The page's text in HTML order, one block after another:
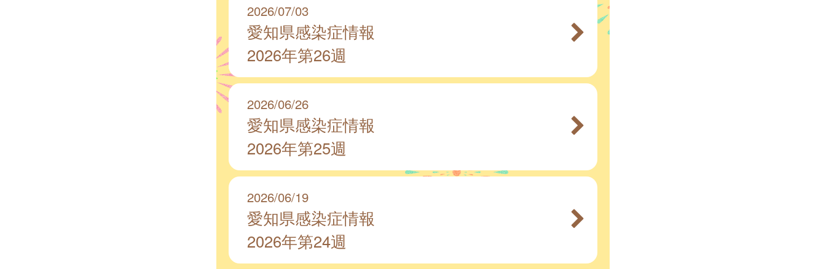
2026/07/03
愛知県感染症情報
2026年第26週
2026/06/26
愛知県感染症情報
2026年第25週
2026/06/19
愛知県感染症情報
2026年第24週